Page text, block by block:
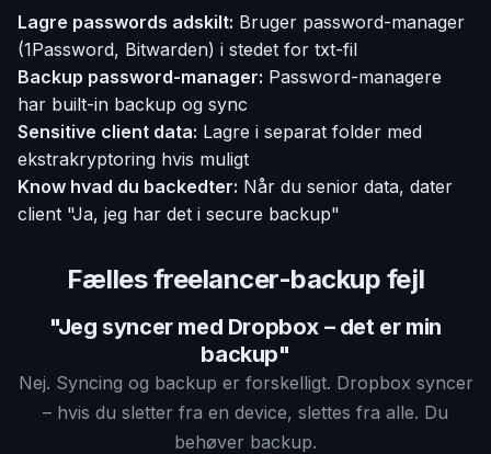
Lagre passwords adskilt: Bruger password-manager
(1Password, Bitwarden) i stedet for txt-fil
Backup password-manager: Password-managere
har built-in backup og sync
Sensitive client data: Lagre i separat folder med
ekstrakryptoring hvis muligt
Know hvad du backedter: Når du senior data, dater
client "Ja, jeg har det i secure backup"
Fælles freelancer-backup fejl
"Jeg syncer med Dropbox – det er min
backup"
Nej. Syncing og backup er forskelligt. Dropbox syncer
– hvis du sletter fra en device, slettes fra alle. Du
behøver backup.